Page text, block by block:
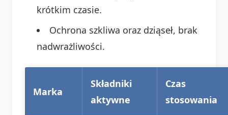
krótkim czasie.
Ochrona szkliwa oraz dziąseł, brak
nadwrażliwości.
Marka
Składniki
aktywne
Czas
stosowania